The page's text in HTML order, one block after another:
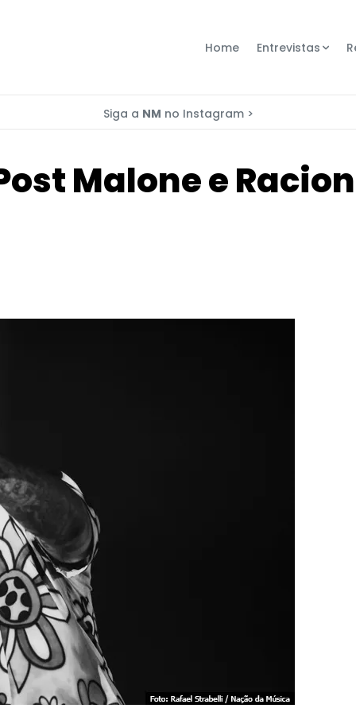
Home Entrevistas
Siga a NM no Instagram >
Malone e